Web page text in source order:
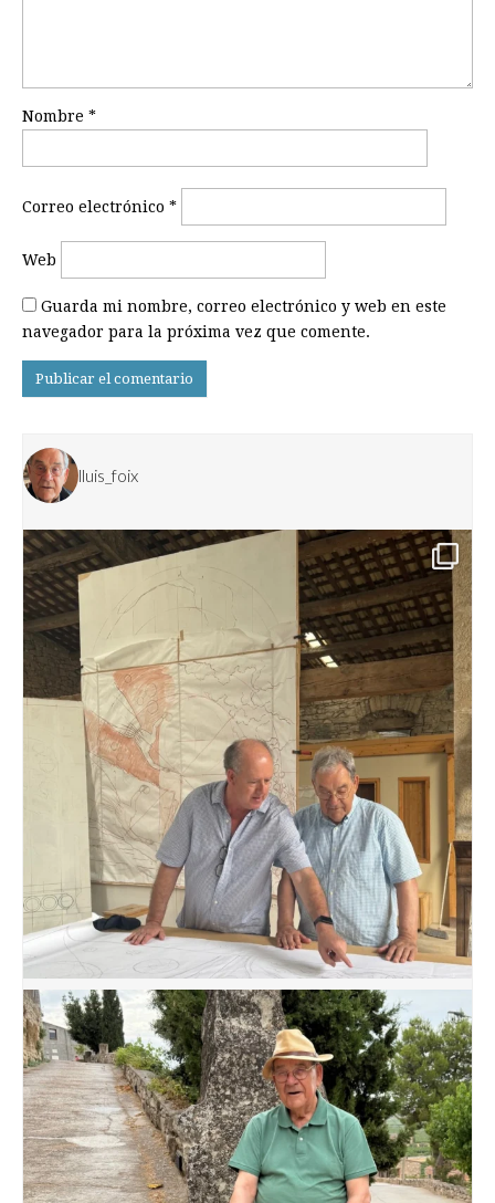
Nombre *
Correo electrónico *
Web
Guarda mi nombre, correo electrónico y web en este
navegador para la próxima vez que comente.
lluis_foix